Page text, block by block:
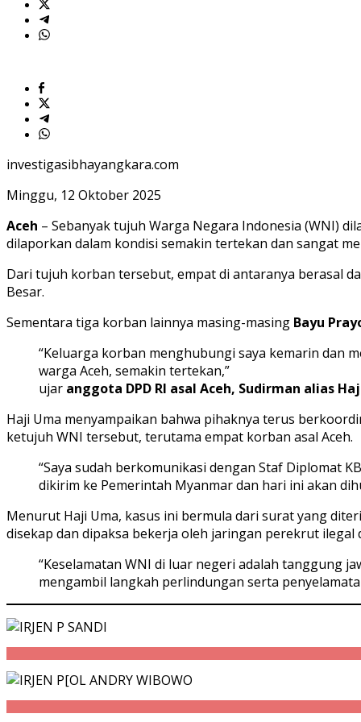
investigasibhayangkara.com
Minggu, 12 Oktober 2025
Aceh – Sebanyak tujuh Warga Negara Indonesia (WNI)
dilaporkan dalam kondisi semakin tertekan dan sangat
Dari tujuh korban tersebut, empat di antaranya berasal
Besar.
Sementara tiga korban lainnya masing-masing Bayu
“Keluarga korban menghubungi saya kemarin dan
warga Aceh, semakin tertekan,”
ujar anggota DPD RI asal Aceh, Sudirman alias
Haji Uma menyampaikan bahwa pihaknya terus
ketujuh WNI tersebut, terutama empat korban asal Aceh.
“Saya sudah berkomunikasi dengan Staf Diplomat
dikirim ke Pemerintah Myanmar dan hari ini akan
Menurut Haji Uma, kasus ini bermula dari surat yang
disekap dan dipaksa bekerja oleh jaringan perekrut
“Keselamatan WNI di luar negeri adalah tanggung
mengambil langkah perlindungan serta